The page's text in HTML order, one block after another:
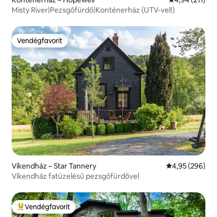
Misty River|Pezsgőfürdő|Konténerház (UTV-vel!)
Vendégfavorit
Vendégfavorit
Víkendház – Star Tannery Átlagos
4,95 (296)
Víkendház fatüzelésű pezsgőfürdővel
Kiemelt vendégfavorit
Vendégfavorit